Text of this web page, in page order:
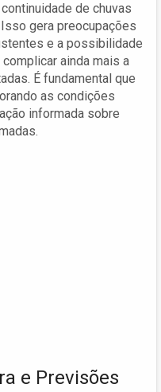
de chuvas
gera preocupações
e a possibilidade
ainda mais a
É fundamental que
as condições
informada sobre
e Previsões